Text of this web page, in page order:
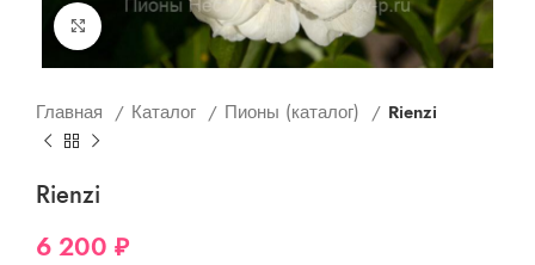
Увеличить
Главная Каталог Пионы (каталог) Rienzi
Rienzi
6 200 ₽